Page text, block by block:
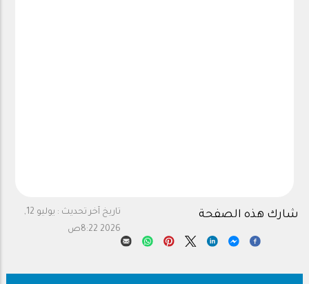
تاريخ آخر تحديث :
يوليو 12,
2026 8:22ص
شارك هذه الصفحة